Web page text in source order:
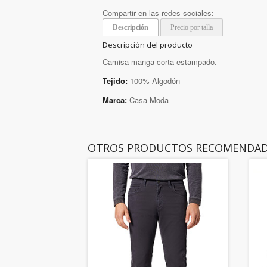
Compartir en las redes sociales:
Descripción Precio por talla
Descripción del producto
Camisa manga corta estampado.
Tejido: 100% Algodón
Marca: Casa Moda
OTROS PRODUCTOS